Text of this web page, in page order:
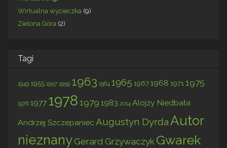
Wirtualna wycieczka (9)
Zielona Góra (2)
Tagi
1949 1955 1957 1959 1963 1964 1965 19671968 1971 1975
1976 1977 1978 1979 1983 2014 Alojzy Niedbała
Andrzej Szczepaniec Augustyn Dyrda Autor
nieznany Gerard Grzywaczyk Gwarek